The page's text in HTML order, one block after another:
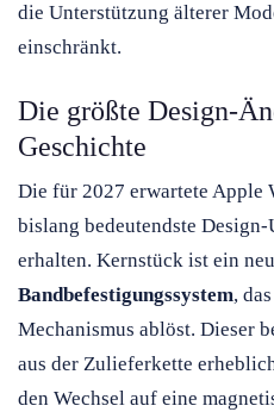
die Unterstützung älterer
einschränkt.
Die größte Design-
Geschichte
Die für 2027 erwartete Apple
bislang bedeutendste
erhalten. Kernstück ist ein
Bandbefestigungssystem,
Mechanismus ablöst. Dieser
aus der Zulieferkette
den Wechsel auf eine